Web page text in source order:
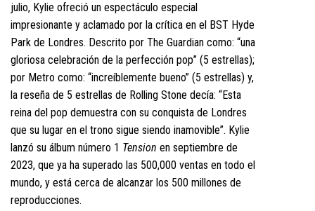
julio, Kylie ofreció un espectáculo especial
impresionante y aclamado por la crítica en el BST Hyde
Park de Londres. Descrito por The Guardian como: “una
gloriosa celebración de la perfección pop” (5 estrellas);
por Metro como: “increíblemente bueno” (5 estrellas) y,
la reseña de 5 estrellas de Rolling Stone decía: “Esta
reina del pop demuestra con su conquista de Londres
que su lugar en el trono sigue siendo inamovible”. Kylie
lanzó su álbum número 1 Tension en septiembre de
2023, que ya ha superado las 500,000 ventas en todo el
mundo, y está cerca de alcanzar los 500 millones de
reproducciones.